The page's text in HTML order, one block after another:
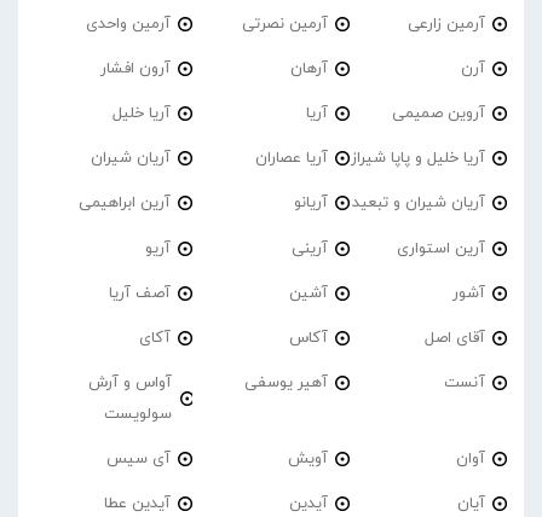
آرمین زارعی آرمین نصرتی آرمین واحدی
آرن آرهان آرون افشار
آروین صمیمی آریا آریا خلیل
آریا خلیل و پاپا شیراز آریا عصاران آریان شیران
آریان شیران و تبعید آریانو آرین ابراهیمی
آرین استواری آرینی آریو
آشور آشین آصف آریا
آقای اصل آکاس آکای
آنست آهیر یوسفی
آواس و آرش
سولویست
آوان آویش آی سیس
آیان آیدین آیدین عطا